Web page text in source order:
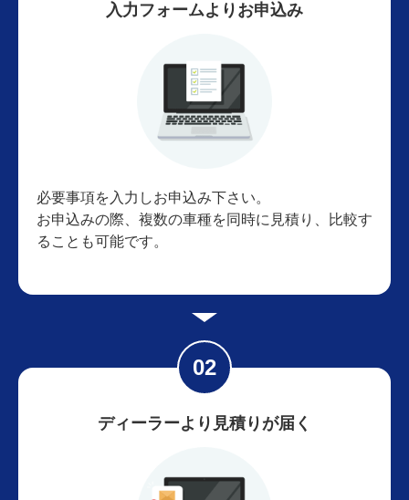
入力フォームよりお申込み
必要事項を入力しお申込み下さい。
お申込みの際、複数の車種を同時に見積り、比較す
ることも可能です。
ディーラーより見積りが届く